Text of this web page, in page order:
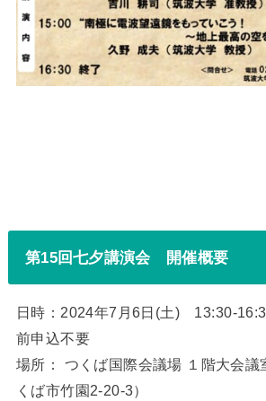
第15回七夕講演会 開催概要
日時：2024年7月6日(土) 13:30-
前申込不要
場所： つくば国際会議場 １階大会議
くば市竹園2-20-3）